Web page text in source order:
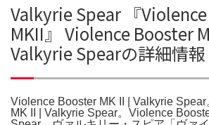
Valkyrie Spear 『
MKII』 Violence Booster
Valkyrie Spearの詳細情報
Violence Booster MK II | Valkyrie
MK II | Valkyrie Spear。Violence